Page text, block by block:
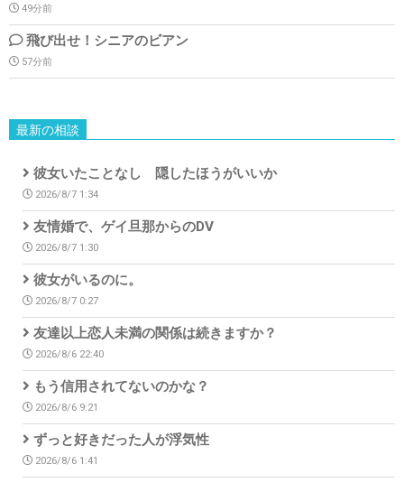
49分前
飛び出せ！シニアのビアン
57分前
最新の相談
彼女いたことなし 隠したほうがいいか
2026/8/7 1:34
友情婚で、ゲイ旦那からのDV
2026/8/7 1:30
彼女がいるのに。
2026/8/7 0:27
友達以上恋人未満の関係は続きますか？
2026/8/6 22:40
もう信用されてないのかな？
2026/8/6 9:21
ずっと好きだった人が浮気性
2026/8/6 1:41